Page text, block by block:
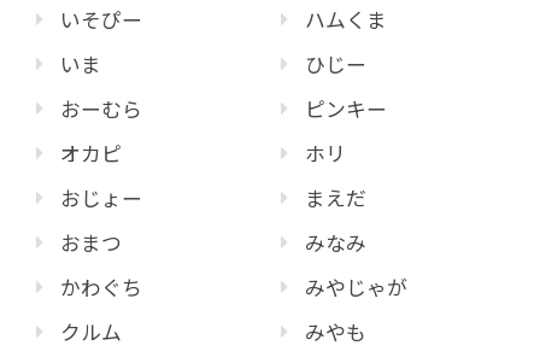
いそぴー
いま
おーむら
オカピ
おじょー
おまつ
かわぐち
クルム
ハムくま
ひじー
ピンキー
ホリ
まえだ
みなみ
みやじゃが
みやも